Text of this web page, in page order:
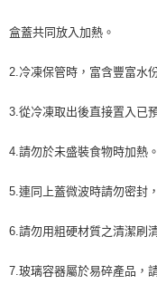
盒蓋共同放入加熱。
2.冷凍保管時，富含豐富水
3.從冷凍取出後直接置入已
4.請勿於未盛裝食物時加熱。
5.連同上蓋微波時請勿密封
6.請勿用粗硬材質之清潔刷
7.玻璃容器屬於易碎產品，